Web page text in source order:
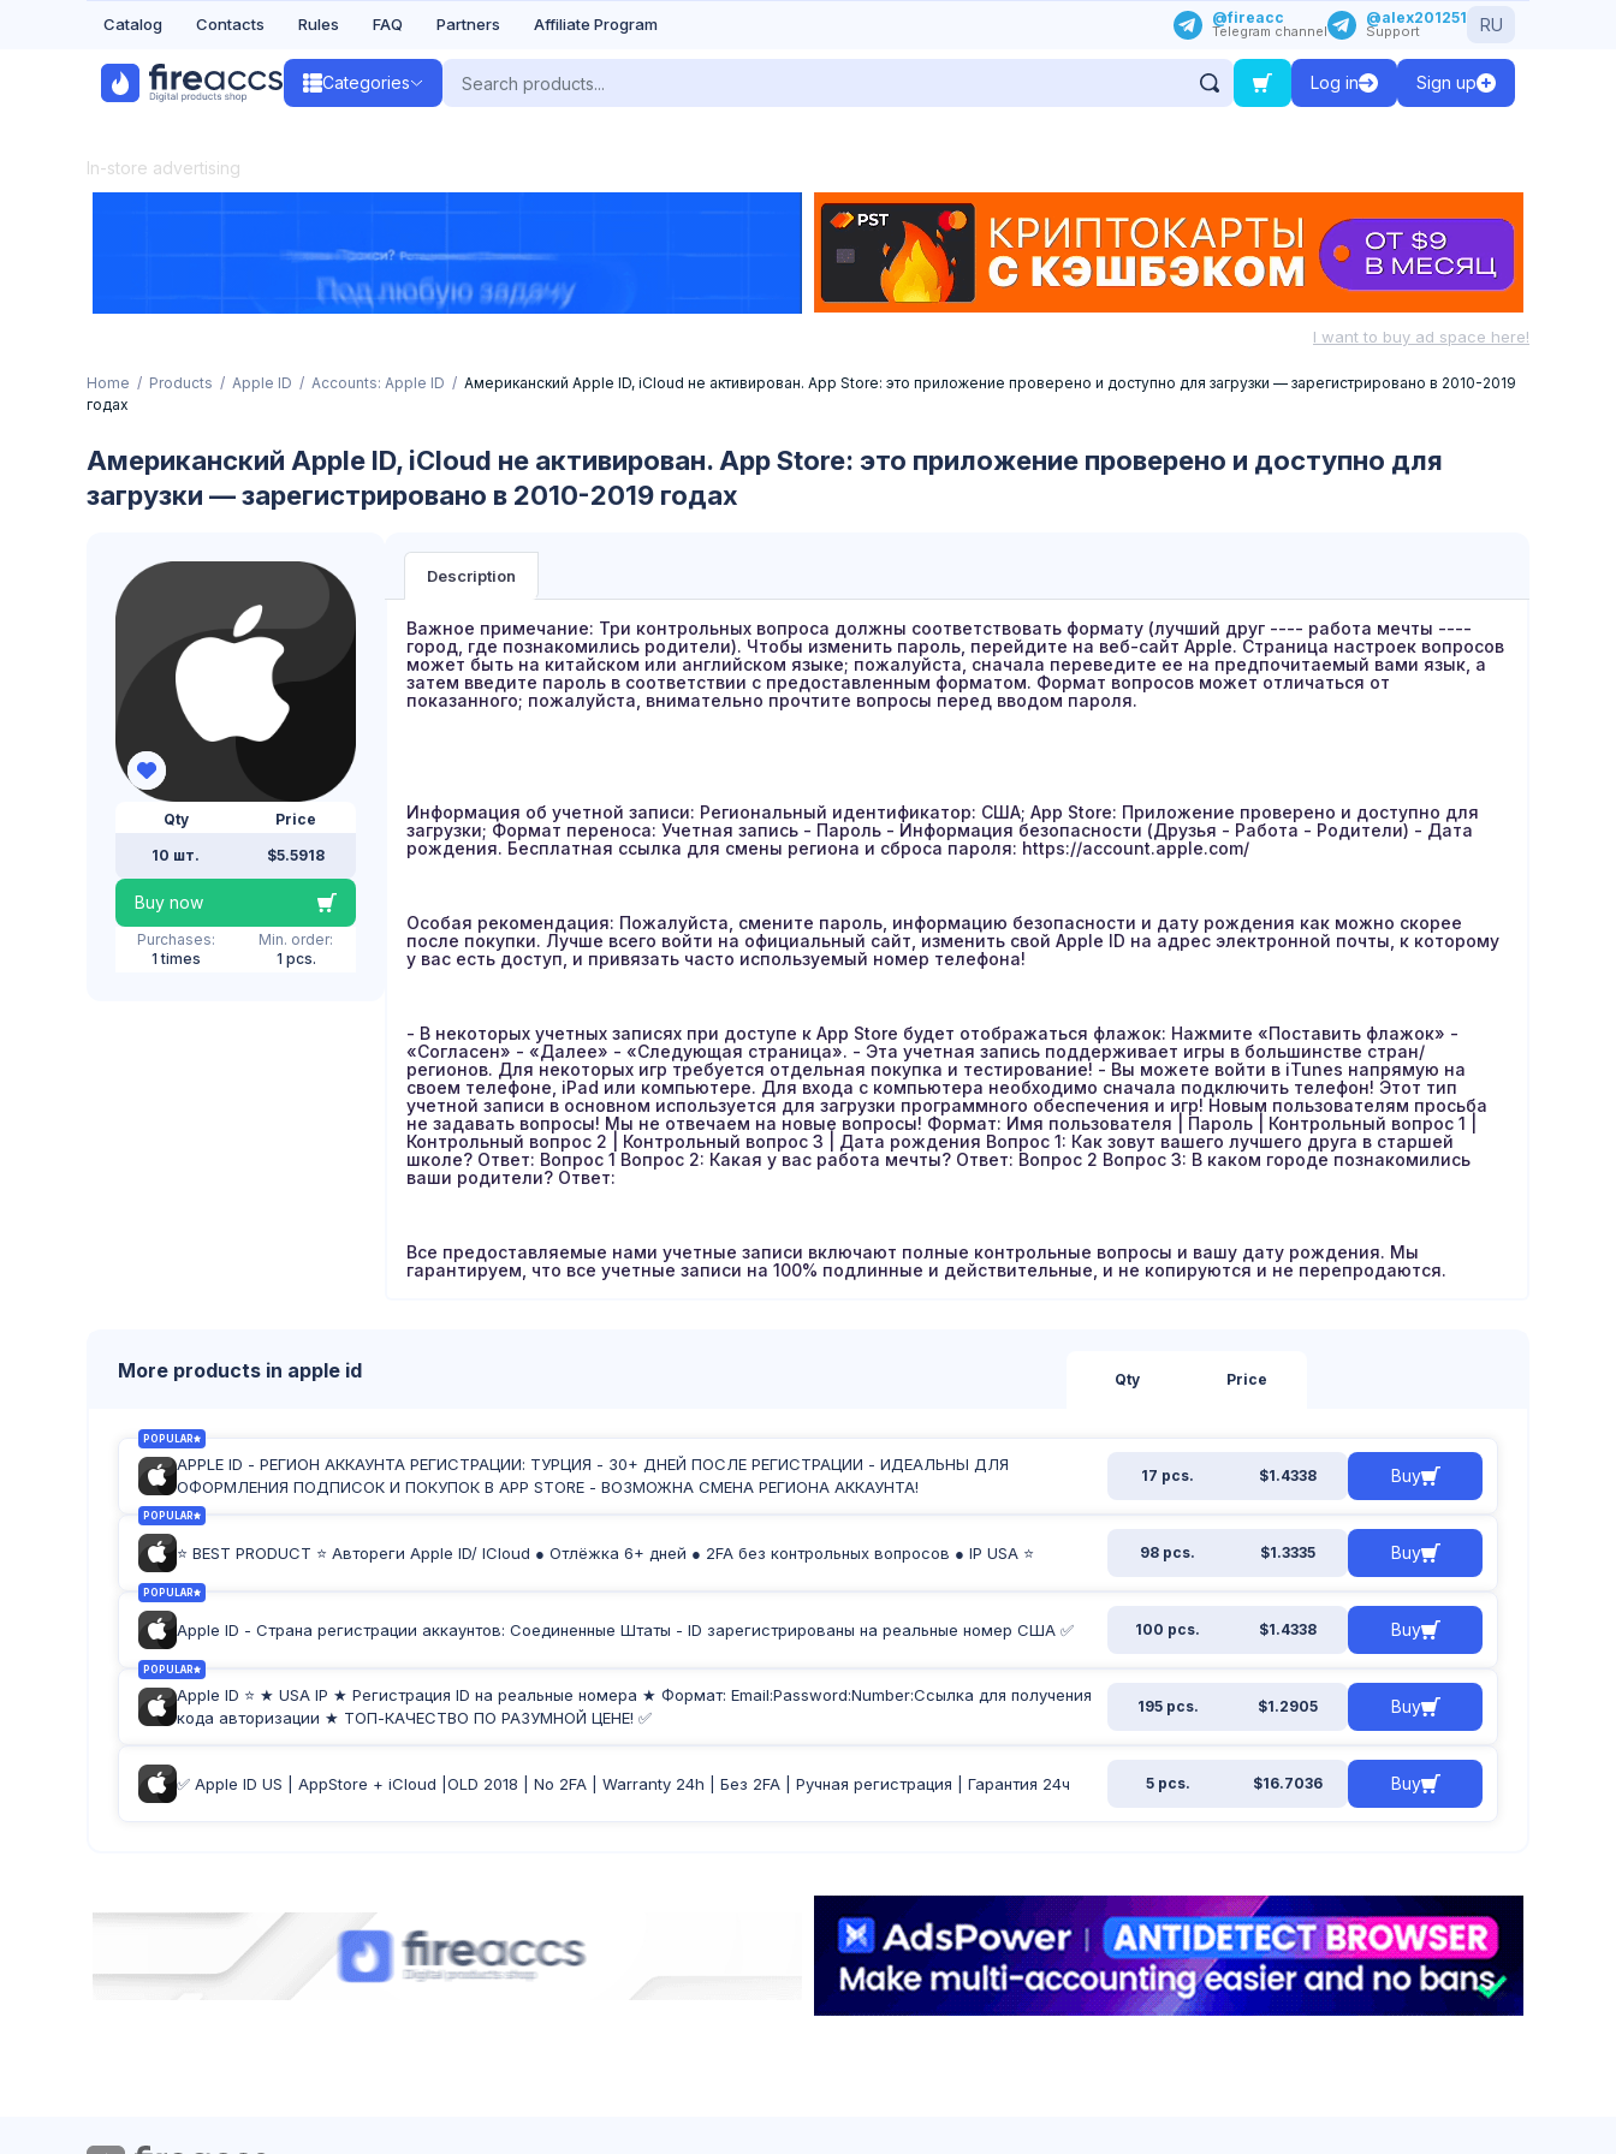
Catalog Contacts Rules FAQ Partners Affiliate Program @fireacc
Telegram channel
@alex201251
Support RU
Categories Log in Sign up
In-store advertising
I want to buy ad space here!
Home Products Apple ID Accounts: Apple ID
Американский Apple ID, iCloud не активирован. App Store: это приложение проверено и доступно для загрузки — зарегистрировано в 2010-2019
годах
Американский Apple ID, iCloud не активирован. App Store: это приложение проверено и доступно для
загрузки — зарегистрировано в 2010-2019 годах
Qty
10 шт.
Price
$5.5918
Buy now
Purchases:
1 times
Min. order:
1 pcs.
Description
Важное примечание: Три контрольных вопроса должны соответствовать формату (лучший друг ---- работа мечты ----
город, где познакомились родители). Чтобы изменить пароль, перейдите на веб-сайт Apple. Страница настроек вопросов
может быть на китайском или английском языке; пожалуйста, сначала переведите ее на предпочитаемый вами язык, а
затем введите пароль в соответствии с предоставленным форматом. Формат вопросов может отличаться от
показанного; пожалуйста, внимательно прочтите вопросы перед вводом пароля.
Информация об учетной записи: Региональный идентификатор: США; App Store: Приложение проверено и доступно для
загрузки; Формат переноса: Учетная запись - Пароль - Информация безопасности (Друзья - Работа - Родители) - Дата
рождения. Бесплатная ссылка для смены региона и сброса пароля: https://account.apple.com/
Особая рекомендация: Пожалуйста, смените пароль, информацию безопасности и дату рождения как можно скорее
после покупки. Лучше всего войти на официальный сайт, изменить свой Apple ID на адрес электронной почты, к которому
у вас есть доступ, и привязать часто используемый номер телефона!
- В некоторых учетных записях при доступе к App Store будет отображаться флажок: Нажмите «Поставить флажок» -
«Согласен» - «Далее» - «Следующая страница». - Эта учетная запись поддерживает игры в большинстве стран/
регионов. Для некоторых игр требуется отдельная покупка и тестирование! - Вы можете войти в iTunes напрямую на
своем телефоне, iPad или компьютере. Для входа с компьютера необходимо сначала подключить телефон! Этот тип
учетной записи в основном используется для загрузки программного обеспечения и игр! Новым пользователям просьба
не задавать вопросы! Мы не отвечаем на новые вопросы! Формат: Имя пользователя | Пароль | Контрольный вопрос 1 |
Контрольный вопрос 2 | Контрольный вопрос 3 | Дата рождения Вопрос 1: Как зовут вашего лучшего друга в старшей
школе? Ответ: Вопрос 1 Вопрос 2: Какая у вас работа мечты? Ответ: Вопрос 2 Вопрос 3: В каком городе познакомились
ваши родители? Ответ:
Все предоставляемые нами учетные записи включают полные контрольные вопросы и вашу дату рождения. Мы
гарантируем, что все учетные записи на 100% подлинные и действительные, и не копируются и не перепродаются.
More products in apple id Qty Price
POPULAR
APPLE ID - РЕГИОН АККАУНТА РЕГИСТРАЦИИ: ТУРЦИЯ - 30+ ДНЕЙ ПОСЛЕ РЕГИСТРАЦИИ - ИДЕАЛЬНЫ ДЛЯ
ОФОРМЛЕНИЯ ПОДПИСОК И ПОКУПОК В APP STORE - ВОЗМОЖНА СМЕНА РЕГИОНА АККАУНТА!
17 pcs. $1.4338 Buy
POPULAR
⭐ BEST PRODUCT ⭐ Автореги Apple ID/ ICloud ● Отлёжка 6+ дней ● 2FA без контрольных вопросов ● IP USA ⭐ 98 pcs. $1.3335 Buy
POPULAR
Apple ID - Страна регистрации аккаунтов: Соединенные Штаты - ID зарегистрированы на реальные номер США ✅ 100 pcs. $1.4338 Buy
POPULAR
Apple ID ⭐ ★ USA IP ★ Регистрация ID на реальные номера ★ Формат: Email:Password:Number:Ссылка для получения
кода авторизации ★ ТОП-КАЧЕСТВО ПО РАЗУМНОЙ ЦЕНЕ! ✅
195 pcs. $1.2905 Buy
✅ Apple ID US | AppStore + iCloud |OLD 2018 | No 2FA | Warranty 24h | Без 2FA | Ручная регистрация | Гарантия 24ч 5 pcs. $16.7036 Buy